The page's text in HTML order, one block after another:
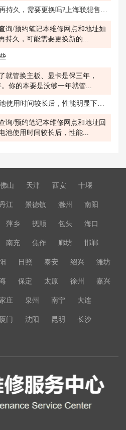
?上海联想售后维修服务网点可以更换笔记本电池吗?
询/预约笔记本维修网点和地址如
持久，可能需要更换新的...
就管换主板、显卡是保三年，
你的本要是没够一年就管...
时间较长后，性能明显下降，怎么办?
询/预约笔记本维修网点和地址回
池使用时间较长后，性能...
佛山 天津 西安 十堰
江 景德镇 滁州 南阳
萍乡 抚顺 包头 海口
南充 焦作 廊坊 邯郸
日照 泰安 绍兴 潍坊
保定 太原 徐州 嘉兴
庄 泉州 南宁 大连
厦门 沈阳 昆明 长沙